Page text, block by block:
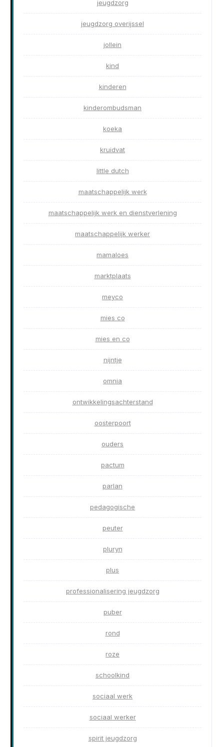
jeugdzorg
jeugdzorg overijssel
jollein
kind
kinderen
kinderombudsman
koeka
kruidvat
little dutch
maatschappelijk werk
maatschappelijk werk en dienstverlening
maatschappelijk werker
mamaloes
marktplaats
meyco
mies co
mies en co
nijntje
omnia
ontwikkelingsachterstand
oosterpoort
ouders
pactum
parlan
pedagogische
peuter
pluryn
plus
professionalisering jeugdzorg
puber
rond
roze
schoolkind
sociaal werk
sociaal werker
spirit jeugdzorg